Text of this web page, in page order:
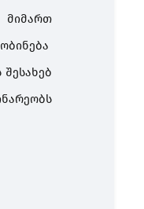
მიმართ
შესახებ